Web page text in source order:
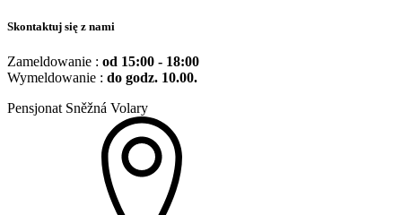
Skontaktuj się z nami
Zameldowanie : od 15:00 - 18:00
Wymeldowanie : do godz. 10.00.
Pensjonat Sněžná Volary